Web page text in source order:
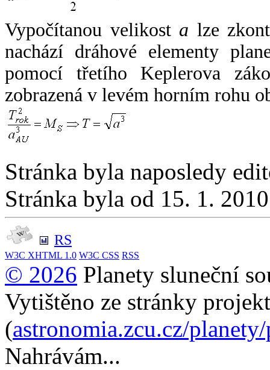
Vypočítanou velikost a lze
nachází dráhové elementy
pomocí třetího Keplerova
zobrazená v levém horním rohu
Stránka byla naposledy
Stránka byla od 15. 1.
RS
W3C XHTML 1.0 W3C CSS RSS
© 2026 Planety sluneční
Vytištěno ze stránky
(astronomia.zcu.cz/
Nahrávám...